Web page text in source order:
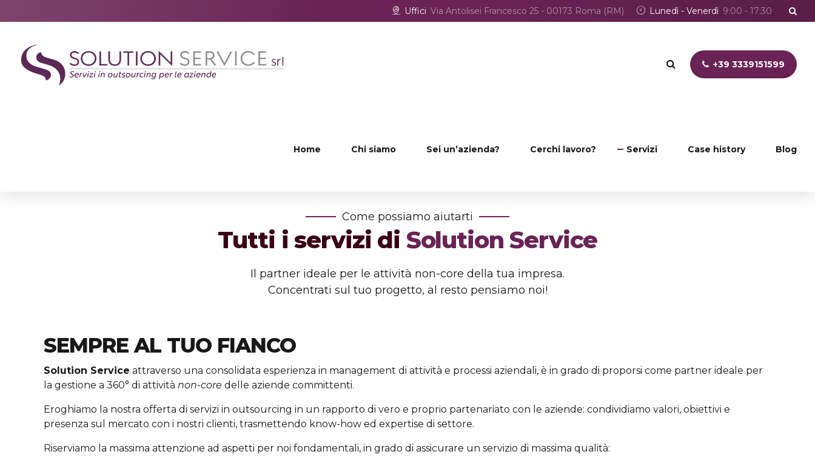
Uffici Via Antolisei Francesco 25 - 00173 Roma (RM) Lunedì - Venerdì 9:00 - 17:30
+39 3339151599
Home Chi siamo Sei un’azienda? Cerchi lavoro? Servizi Case history Blog
Come possiamo aiutarti
Tutti i servizi di Solution Service
Il partner ideale per le attività non-core della tua impresa.
Concentrati sul tuo progetto, al resto pensiamo noi!
SEMPRE AL TUO FIANCO
Solution Service attraverso una consolidata esperienza in management di attività e processi aziendali, è in grado di proporsi come partner ideale per
la gestione a 360° di attività non-core delle aziende committenti.
Eroghiamo la nostra offerta di servizi in outsourcing in un rapporto di vero e proprio partenariato con le aziende: condividiamo valori, obiettivi e
presenza sul mercato con i nostri clienti, trasmettendo know-how ed expertise di settore.
Riserviamo la massima attenzione ad aspetti per noi fondamentali, in grado di assicurare un servizio di massima qualità: